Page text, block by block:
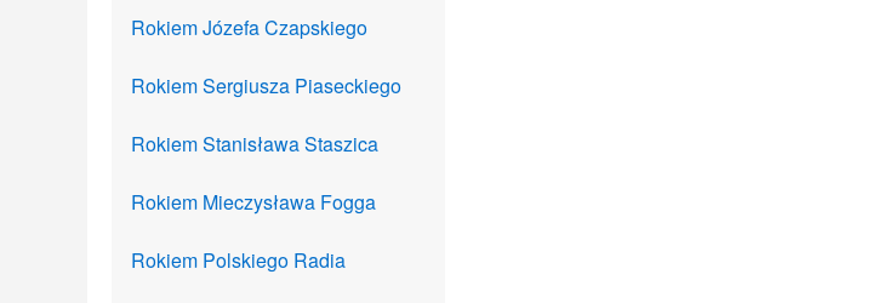
Rokiem Józefa Czapskiego
Rokiem Sergiusza Piaseckiego
Rokiem Stanisława Staszica
Rokiem Mieczysława Fogga
Rokiem Polskiego Radia